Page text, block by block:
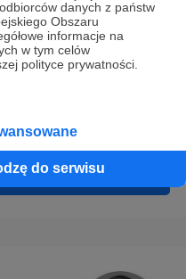
danych z państw
Obszaru
informacje na
w tym celów
polityce prywatności.
do serwisu
Opcja ta może zostać
się i przejdź dalej